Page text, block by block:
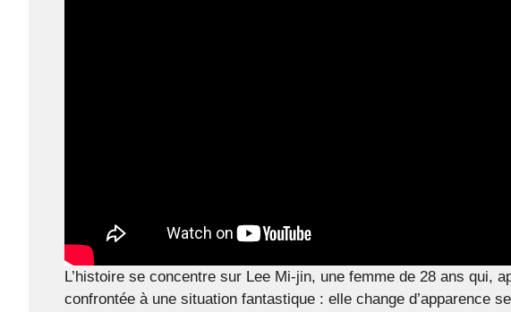
L’histoire se concentre sur Lee Mi-jin, une femme de 28 ans qui,
confrontée à une situation fantastique : elle change d’apparence